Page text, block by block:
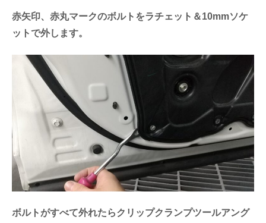
赤矢印、赤丸マークのボルトをラチェット＆10mmソケ
ットで外します。
ボルトがすべて外れたらクリップクランプツールアング